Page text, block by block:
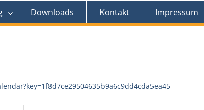
Downloads Kontakt Impressum